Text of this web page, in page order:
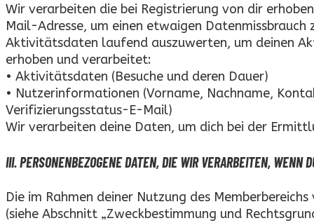
Wir verarbeiten die bei Registrierung von dir
Mail-Adresse, um einen etwaigen
Aktivitätsdaten laufend auszuwerten, um deinen
erhoben und verarbeitet:
• Aktivitätsdaten (Besuche und deren Dauer)
• Nutzerinformationen (Vorname, Nachname,
Verifizierungsstatus-E-Mail)
Wir verarbeiten deine Daten, um dich bei der
III. PERSONENBEZOGENE DATEN, DIE WIR VERARBEITEN, WENN
Die im Rahmen deiner Nutzung des
(siehe Abschnitt „Zweckbestimmung und